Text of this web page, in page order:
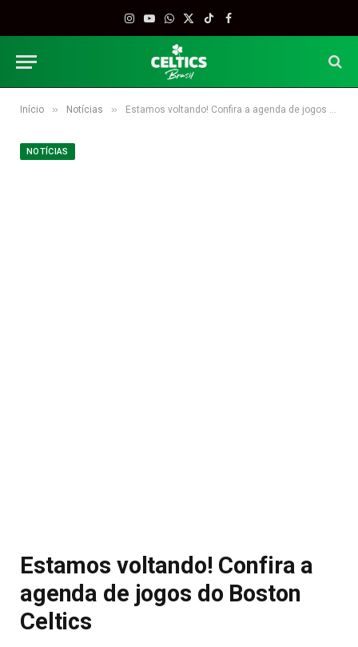
Instagram
YouTube
WhatsApp
X
TikTokFacebook
Início » Notícias » Estamos voltando! Confira a agenda de jogos do Boston Celtics
NOTÍCIAS
Estamos voltando! Confira a
agenda de jogos do Boston
Celtics